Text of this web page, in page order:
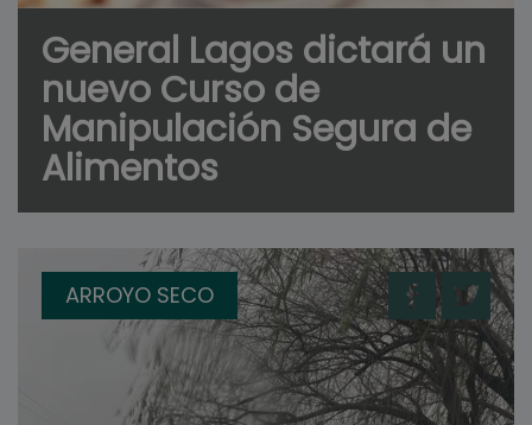
General Lagos dictará un
nuevo Curso de
Manipulación Segura de
Alimentos
ARROYO SECO